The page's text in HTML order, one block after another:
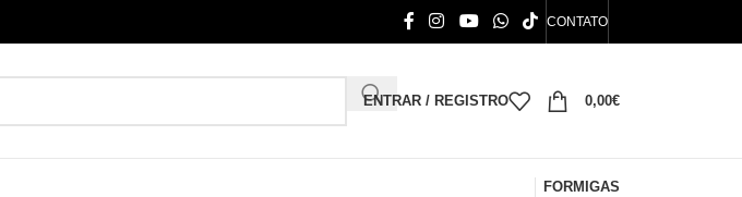
CONTATO
ENTRAR / REGISTRO 0,00€
FORMIGAS